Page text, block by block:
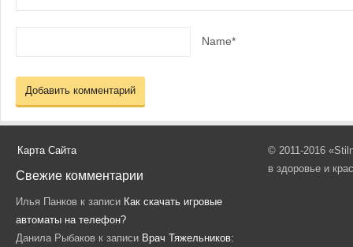
Name*
Карта Сайта
Свежие комментарии
Илья Панков к записи Как скачать игровые
автоматы на телефон?
Данила Рыбаков к записи Врач Тяжельников:
© 2011-2016
в здоровье и